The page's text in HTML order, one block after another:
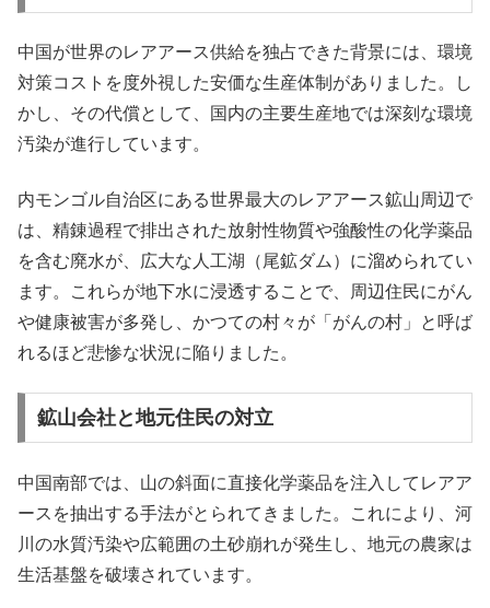
中国が世界のレアアース供給を独占できた背景には、環境
対策コストを度外視した安価な生産体制がありました。し
かし、その代償として、国内の主要生産地では深刻な環境
汚染が進行しています。
内モンゴル自治区にある世界最大のレアアース鉱山周辺で
は、精錬過程で排出された放射性物質や強酸性の化学薬品
を含む廃水が、広大な人工湖（尾鉱ダム）に溜められてい
ます。これらが地下水に浸透することで、周辺住民にがん
や健康被害が多発し、かつての村々が「がんの村」と呼ば
れるほど悲惨な状況に陥りました。
鉱山会社と地元住民の対立
中国南部では、山の斜面に直接化学薬品を注入してレアア
ースを抽出する手法がとられてきました。これにより、河
川の水質汚染や広範囲の土砂崩れが発生し、地元の農家は
生活基盤を破壊されています。